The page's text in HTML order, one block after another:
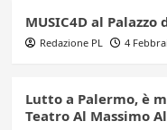
MUSIC4D al
Redazione PL 4
Lutto a Palermo, è
Teatro Al Massimo